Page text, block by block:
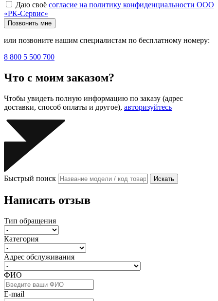
Даю своё согласие на политику конфиденциальности ООО
«РК-Сервис»
Позвонить мне
или позвоните нашим специалистам по бесплатному номеру:
8 800 5 500 700
Что с моим заказом?
Чтобы увидеть полную информацию по заказу (адрес
доставки, способ оплаты и другое), авторизуйтесь
Быстрый поиск Искать
Написать отзыв
Тип обращения
Категория
Адрес обслуживания
ФИО
E-mail